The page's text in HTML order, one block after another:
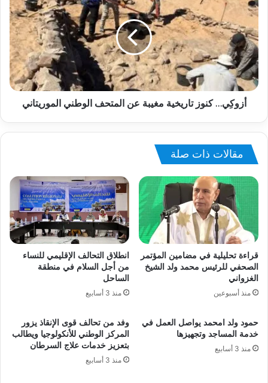
أزوكِي… كنوز تاريخية مغيبة عن المتحف الوطني الموريتاني
مقالات ذات صلة
قراءة تحليلية في مضامين المؤتمر
الصحفي للرئيس محمد ولد الشيخ
الغزواني
منذ أسبوعين
انطلاق التحالف الإقليمي للنساء
من أجل السلام في منطقة
الساحل
منذ 3 أسابيع
حمود ولد امحمد يواصل العمل في
خدمة المساجد وتجهيزها
منذ 3 أسابيع
وفد من تحالف قوى الإنقاذ يزور
المركز الوطني للأنكولوجيا ويطالب
بتعزيز خدمات علاج السرطان
منذ 3 أسابيع